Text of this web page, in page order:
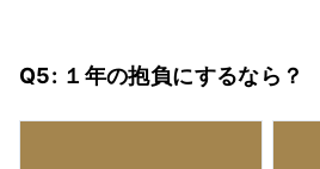
Q5: １年の抱負にするなら？